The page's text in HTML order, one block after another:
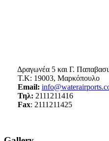
Δραγωνέα 5 και Γ.
Τ.Κ: 19003, Μαρκόπουλο
Email:
Τηλ: 2111211416
Fax: 2111211425